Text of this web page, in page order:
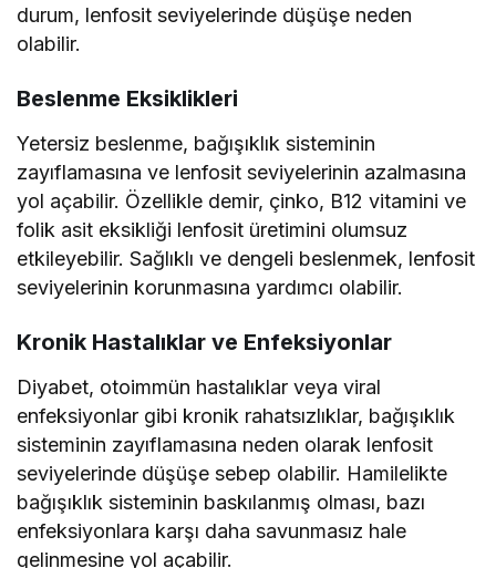
durum, lenfosit seviyelerinde düşüşe neden
olabilir.
Beslenme Eksiklikleri
Yetersiz beslenme, bağışıklık sisteminin
zayıflamasına ve lenfosit seviyelerinin azalmasına
yol açabilir. Özellikle demir, çinko, B12 vitamini ve
folik asit eksikliği lenfosit üretimini olumsuz
etkileyebilir. Sağlıklı ve dengeli beslenmek, lenfosit
seviyelerinin korunmasına yardımcı olabilir.
Kronik Hastalıklar ve Enfeksiyonlar
Diyabet, otoimmün hastalıklar veya viral
enfeksiyonlar gibi kronik rahatsızlıklar, bağışıklık
sisteminin zayıflamasına neden olarak lenfosit
seviyelerinde düşüşe sebep olabilir. Hamilelikte
bağışıklık sisteminin baskılanmış olması, bazı
enfeksiyonlara karşı daha savunmasız hale
gelinmesine yol açabilir.